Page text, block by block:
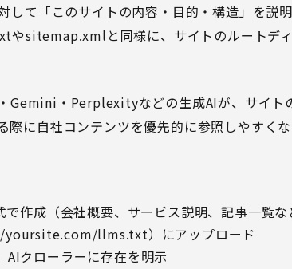
して「このサイトの内容・目的・構造」を説
sitemap.xmlと同様に、サイトのルートデ
Gemini・Perplexityなどの生成AIが、サイト
に自社コンテンツを優先的に参照しやすくな
成（会社概要、サービス説明、記事一覧な
yoursite.com/llms.txt）にアップロード
クローラーに存在を明示